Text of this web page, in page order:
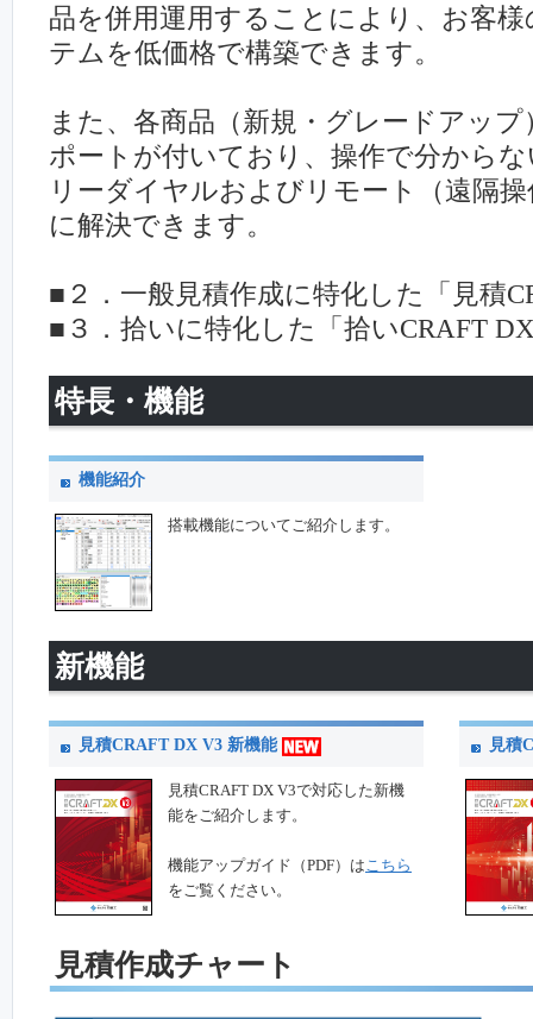
品を併用運用することにより、お客
テムを低価格で構築できます。
また、各商品（新規・グレードアッ
ポートが付いており、操作で分から
リーダイヤルおよびリモート（遠隔
に解決できます。
■２．一般見積作成に特化した「見積
■３．拾いに特化した「拾いCRAFT
特長・機能
機能紹介
搭載機能についてご紹介します。
新機能
見積CRAFT DX V3 新機能
見積CRAFT DX V3で対応した新機
能をご紹介します。
機能アップガイド（PDF）はこちら
をご覧ください。
見積
見積作成チャート